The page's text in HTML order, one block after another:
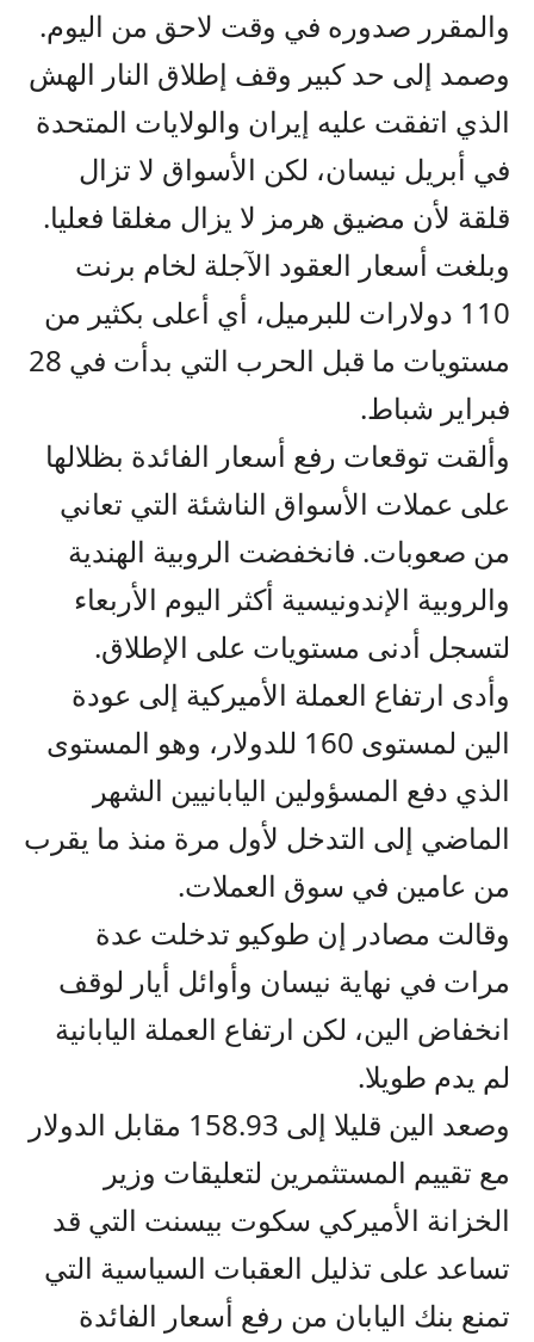
والمقرر صدوره في وقت لاحق من اليوم.
وصمد إلى حد كبير وقف إطلاق النار الهش
الذي اتفقت عليه إيران والولايات المتحدة
في أبريل نيسان، لكن الأسواق لا تزال
قلقة لأن مضيق هرمز لا يزال مغلقا فعليا.
وبلغت أسعار العقود الآجلة لخام برنت
110 دولارات للبرميل، أي أعلى بكثير من
مستويات ما قبل الحرب التي بدأت في 28
فبراير شباط.
وألقت توقعات رفع أسعار الفائدة بظلالها
على عملات الأسواق الناشئة التي تعاني
من صعوبات. فانخفضت الروبية الهندية
والروبية الإندونيسية أكثر اليوم الأربعاء
لتسجل أدنى مستويات على الإطلاق.
وأدى ارتفاع العملة الأميركية إلى عودة
الين لمستوى 160 للدولار، وهو المستوى
الذي دفع المسؤولين اليابانيين الشهر
الماضي إلى التدخل لأول مرة منذ ما يقرب
من عامين في سوق العملات.
وقالت مصادر إن طوكيو تدخلت عدة
مرات في نهاية نيسان وأوائل أيار لوقف
انخفاض الين، لكن ارتفاع العملة اليابانية
لم يدم طويلا.
وصعد الين قليلا إلى 158.93 مقابل الدولار
مع تقييم المستثمرين لتعليقات وزير
الخزانة الأميركي سكوت بيسنت التي قد
تساعد على تذليل العقبات السياسية التي
تمنع بنك اليابان من رفع أسعار الفائدة